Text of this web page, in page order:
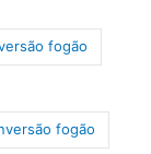
fogão
fogão